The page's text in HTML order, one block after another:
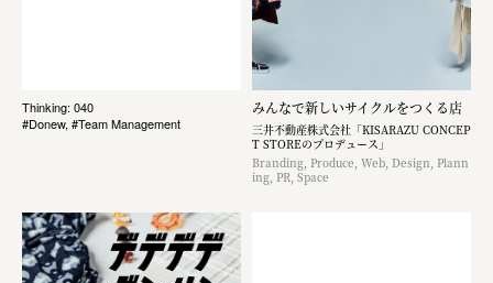
Thinking: 040
#Donew, #Team Management
みんなで新しいサイクルをつくる店
三井不動産株式会社「KISARAZU CONCEP
T STOREのプロデュース」
Branding, Produce, Web, Design, Plann
ing, PR, Space